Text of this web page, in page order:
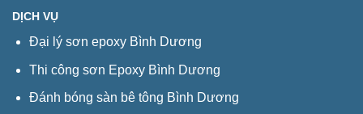
DỊCH VỤ
Đại lý sơn epoxy Bình Dương
Thi công sơn Epoxy Bình Dương
Đánh bóng sàn bê tông Bình Dương